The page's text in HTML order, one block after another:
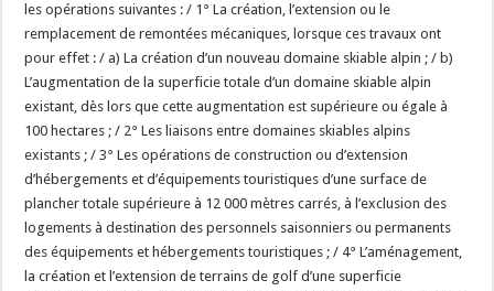
les opérations suivantes : / 1° La création, l’extension ou le
remplacement de remontées mécaniques, lorsque ces travaux ont
pour effet : / a) La création d’un nouveau domaine skiable alpin ; / b)
L’augmentation de la superficie totale d’un domaine skiable alpin
existant, dès lors que cette augmentation est supérieure ou égale à
100 hectares ; / 2° Les liaisons entre domaines skiables alpins
existants ; / 3° Les opérations de construction ou d’extension
d’hébergements et d’équipements touristiques d’une surface de
plancher totale supérieure à 12 000 mètres carrés, à l’exclusion des
logements à destination des personnels saisonniers ou permanents
des équipements et hébergements touristiques ; / 4° L’aménagement,
la création et l’extension de terrains de golf d’une superficie